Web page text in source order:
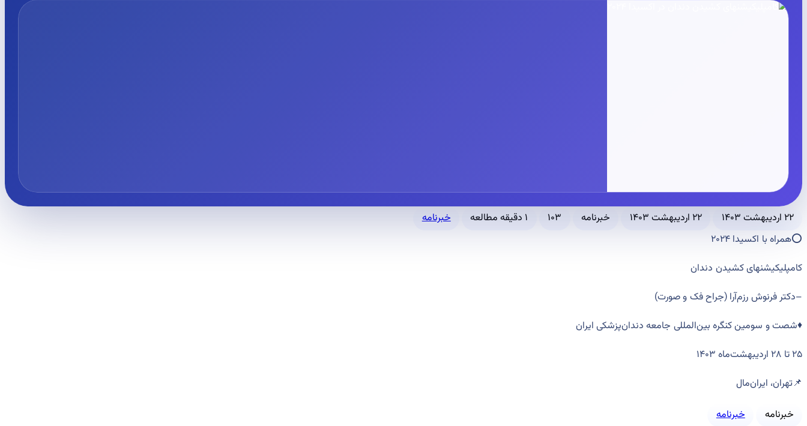
۲۲ اردیبهشت ۱۴۰۳ ۲۲ اردیبهشت ۱۴۰۳ خبرنامه ۱۰۳ ۱ دقیقه مطالعه
خبرنامه
⭕️همراه با اکسیدا ۲۰۲۴
کامپلیکیشنهای کشیدن دندان
–دکتر فرنوش رزم‌آرا (‌جراح فک و صورت)
♦️شصت و سومین کنگره‌ بین‌المللی جامعه دندان‌پزشکی ایران
۲۵ تا ۲۸ اردیبهشت‌ماه ۱۴۰۳
📌تهران، ایران‌مال
خبرنامه
خبرنامه